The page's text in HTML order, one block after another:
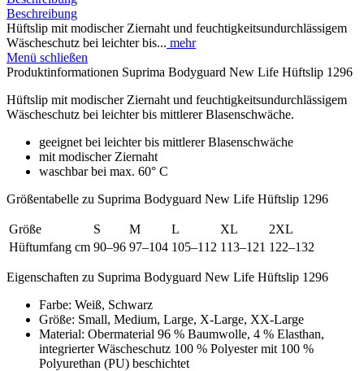
Beschreibung
Hüftslip mit modischer Ziernaht und feuchtigkeitsundurchlässigem
Wäscheschutz bei leichter bis... mehr
Menü schließen
Produktinformationen Suprima Bodyguard New Life Hüftslip 1296
Hüftslip mit modischer Ziernaht und feuchtigkeitsundurchlässigem
Wäscheschutz bei leichter bis mittlerer Blasenschwäche.
geeignet bei leichter bis mittlerer Blasenschwäche
mit modischer Ziernaht
waschbar bei max. 60° C
Größentabelle zu Suprima Bodyguard New Life Hüftslip 1296
Größe S M L XL
2XL
Hüftumfang cm 90–96 97–104 105–112 113–121 122–132
Eigenschaften zu Suprima Bodyguard New Life Hüftslip 1296
Farbe: Weiß, Schwarz
Größe: Small, Medium, Large, X-Large, XX-Large
Material: Obermaterial 96 % Baumwolle, 4 % Elasthan,
integrierter Wäscheschutz 100 % Polyester mit 100 %
Polyurethan (PU) beschichtet